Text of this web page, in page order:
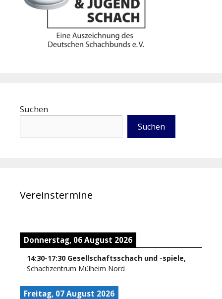
Suchen
Suchen
Vereinstermine
Donnerstag, 06 August 2026
14:30-17:30 Gesellschaftsschach und -spiele,
Schachzentrum Mülheim Nord
Freitag, 07 August 2026